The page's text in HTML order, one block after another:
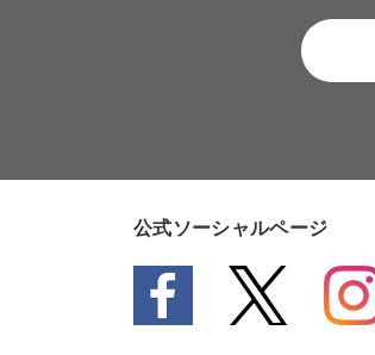
公式ソーシャルページ